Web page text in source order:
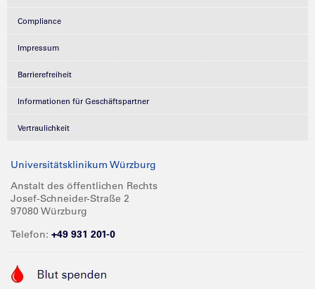
Compliance
Impressum
Barrierefreiheit
Informationen für Geschäftspartner
Vertraulichkeit
Universitätsklinikum Würzburg
Anstalt des öffentlichen Rechts
Josef-Schneider-Straße 2
97080 Würzburg
Telefon: +49 931 201-0